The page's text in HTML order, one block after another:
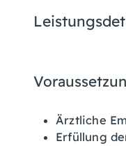
Ärztliche
Erfüllung